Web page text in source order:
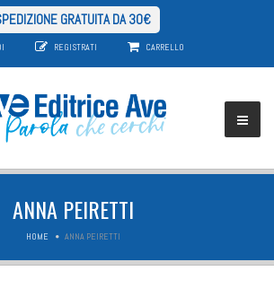
GRATUITA DA 30€
REGISTRATI CARRELLO
ANNA PEIRETTI
HOME ANNA PEIRETTI